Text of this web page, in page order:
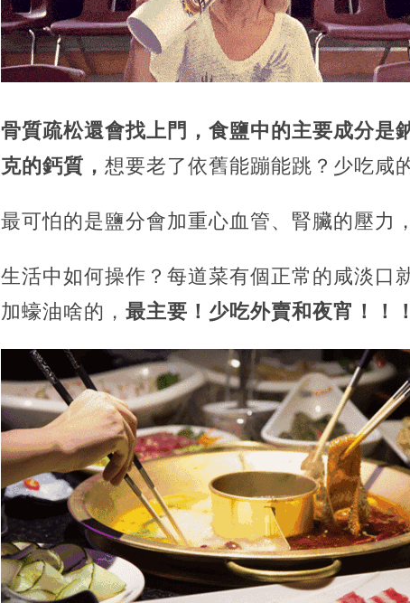
骨質疏松還會找上門，食鹽中的主要成分是
克的鈣質， 想要老了依舊能蹦能跳？少吃咸
最可怕的是鹽分會加重心血管、腎臟的壓力
生活中如何操作？每道菜有個正常的咸淡口
加蠔油啥的， 最主要！少吃外賣和夜宵！！！